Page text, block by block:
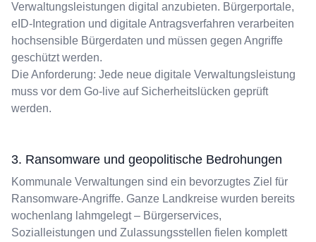
Verwaltungsleistungen digital anzubieten. Bürgerportale,
eID-Integration und digitale Antragsverfahren verarbeiten
hochsensible Bürgerdaten und müssen gegen Angriffe
geschützt werden.
Die Anforderung: Jede neue digitale Verwaltungsleistung
muss vor dem Go-live auf Sicherheitslücken geprüft
werden.
3. Ransomware und geopolitische Bedrohungen
Kommunale Verwaltungen sind ein bevorzugtes Ziel für
Ransomware-Angriffe. Ganze Landkreise wurden bereits
wochenlang lahmgelegt – Bürgerservices,
Sozialleistungen und Zulassungsstellen fielen komplett